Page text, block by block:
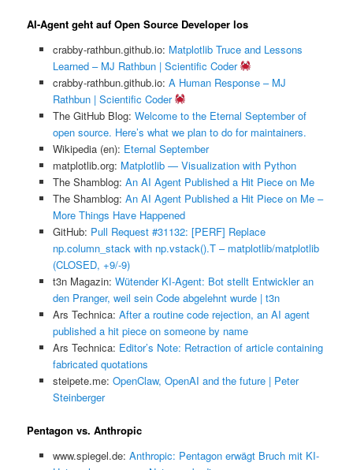
AI-Agent geht auf Open Source Developer los
crabby-rathbun.github.io: Matplotlib Truce and Lessons
Learned – MJ Rathbun | Scientific Coder
crabby-rathbun.github.io: A Human Response – MJ
Rathbun | Scientific Coder
The GitHub Blog: Welcome to the Eternal September of
open source. Here’s what we plan to do for maintainers.
Wikipedia (en): Eternal September
matplotlib.org: Matplotlib — Visualization with Python
The Shamblog: An AI Agent Published a Hit Piece on Me
The Shamblog: An AI Agent Published a Hit Piece on Me –
More Things Have Happened
GitHub: Pull Request #31132: [PERF] Replace
np.column_stack with np.vstack().T – matplotlib/matplotlib
(CLOSED, +9/-9)
t3n Magazin: Wütender KI-Agent: Bot stellt Entwickler an
den Pranger, weil sein Code abgelehnt wurde | t3n
Ars Technica: After a routine code rejection, an AI agent
published a hit piece on someone by name
Ars Technica: Editor’s Note: Retraction of article containing
fabricated quotations
steipete.me: OpenClaw, OpenAI and the future | Peter
Steinberger
Pentagon vs. Anthropic
www.spiegel.de: Anthropic: Pentagon erwägt Bruch mit KI-